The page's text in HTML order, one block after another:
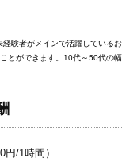
験者がメインで活躍している
とができます。10代～50代の
/1時間）